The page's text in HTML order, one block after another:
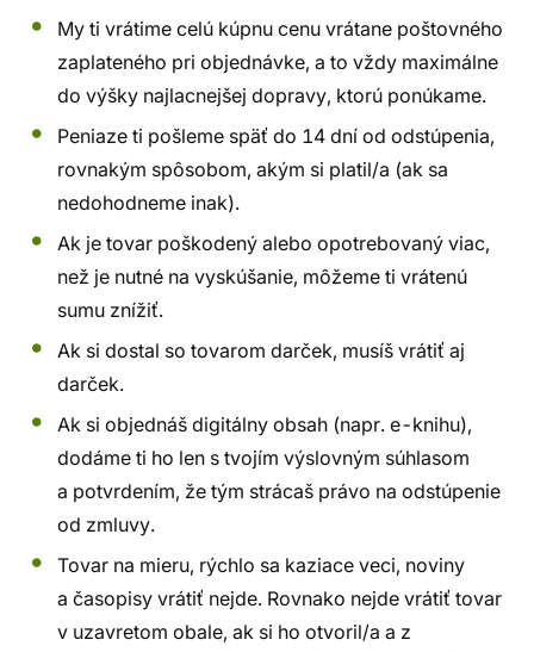
My ti vrátime celú kúpnu cenu vrátane poštovného
zaplateného pri objednávke, a to vždy maximálne
do výšky najlacnejšej dopravy, ktorú ponúkame.
Peniaze ti pošleme späť do 14 dní od odstúpenia,
rovnakým spôsobom, akým si platil/a (ak sa
nedohodneme inak).
Ak je tovar poškodený alebo opotrebovaný viac,
než je nutné na vyskúšanie, môžeme ti vrátenú
sumu znížiť.
Ak si dostal so tovarom darček, musíš vrátiť aj
darček.
Ak si objednáš digitálny obsah (napr. e-knihu),
dodáme ti ho len s tvojím výslovným súhlasom
a potvrdením, že tým strácaš právo na odstúpenie
od zmluvy.
Tovar na mieru, rýchlo sa kaziace veci, noviny
a časopisy vrátiť nejde. Rovnako nejde vrátiť tovar
v uzavretom obale, ak si ho otvoril/a a z